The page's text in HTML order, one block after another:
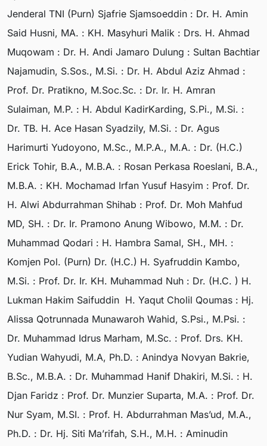
Jenderal TNI (Purn) Sjafrie Sjamsoeddin : Dr. H. Amin
Said Husni, MA. : KH. Masyhuri Malik : Drs. H. Ahmad
Muqowam : Dr. H. Andi Jamaro Dulung : Sultan Bachtiar
Najamudin, S.Sos., M.Si. : Dr. H. Abdul Aziz Ahmad :
Prof. Dr. Pratikno, M.Soc.Sc. : Dr. Ir. H. Amran
Sulaiman, M.P. : H. Abdul KadirKarding, S.Pi., M.Si. :
Dr. TB. H. Ace Hasan Syadzily, M.Si. : Dr. Agus
Harimurti Yudoyono, M.Sc., M.P.A., M.A. : Dr. (H.C.)
Erick Tohir, B.A., M.B.A. : Rosan Perkasa Roeslani, B.A.,
M.B.A. : KH. Mochamad Irfan Yusuf Hasyim : Prof. Dr.
H. Alwi Abdurrahman Shihab : Prof. Dr. Moh Mahfud
MD, SH. : Dr. Ir. Pramono Anung Wibowo, M.M. : Dr.
Muhammad Qodari : H. Hambra Samal, SH., MH. :
Komjen Pol. (Purn) Dr. (H.C.) H. Syafruddin Kambo,
M.Si. : Prof. Dr. Ir. KH. Muhammad Nuh : Dr. (H.C. ) H.
Lukman Hakim Saifuddin H. Yaqut Cholil Qoumas : Hj.
Alissa Qotrunnada Munawaroh Wahid, S.Psi., M.Psi. :
Dr. Muhammad Idrus Marham, M.Sc. : Prof. Drs. KH.
Yudian Wahyudi, M.A, Ph.D. : Anindya Novyan Bakrie,
B.Sc., M.B.A. : Dr. Muhammad Hanif Dhakiri, M.Si. : H.
Djan Faridz : Prof. Dr. Munzier Suparta, M.A. : Prof. Dr.
Nur Syam, M.SI. : Prof. H. Abdurrahman Mas’ud, M.A.,
Ph.D. : Dr. Hj. Siti Ma’rifah, S.H., M.H. : Aminudin